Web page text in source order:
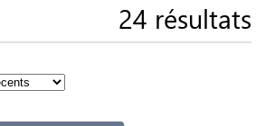
24 résultats